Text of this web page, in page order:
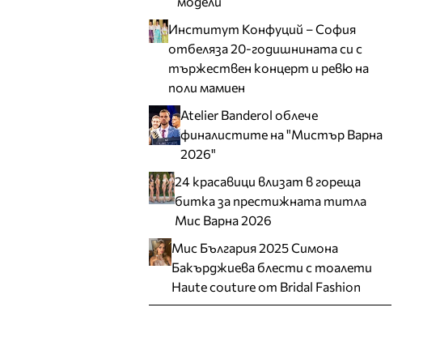
Институт Конфуций – София
отбеляза 20-годишнината си с
тържествен концерт и ревю на
поли мамиен
Atelier Banderol облече
финалистите на "Мистър Варна
2026"
24 красавици влизат в гореща
битка за престижната титла
Мис Варна 2026
Мис България 2025 Симона
Бакърджиева блести с тоалети
Haute couture от Bridal Fashion